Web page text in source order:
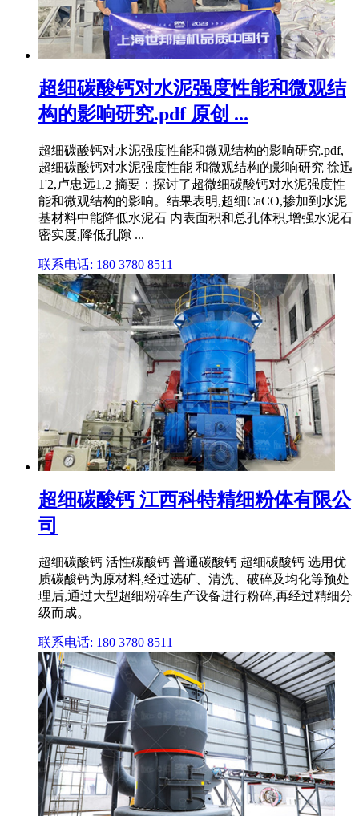
超细碳酸钙对水泥强度性能和微观结
构的影响研究.pdf 原创 ...
超细碳酸钙对水泥强度性能和微观结构的影响研究.pdf,
超细碳酸钙对水泥强度性能 和微观结构的影响研究 徐迅
1'2,卢忠远1,2 摘要：探讨了超微细碳酸钙对水泥强度性
能和微观结构的影响。结果表明,超细CaCO,掺加到水泥
基材料中能降低水泥石 内表面积和总孔体积,增强水泥石
密实度,降低孔隙 ...
联系电话: 180 3780 8511
超细碳酸钙 江西科特精细粉体有限公
司
超细碳酸钙 活性碳酸钙 普通碳酸钙 超细碳酸钙 选用优
质碳酸钙为原材料,经过选矿、清洗、破碎及均化等预处
理后,通过大型超细粉碎生产设备进行粉碎,再经过精细分
级而成。
联系电话: 180 3780 8511